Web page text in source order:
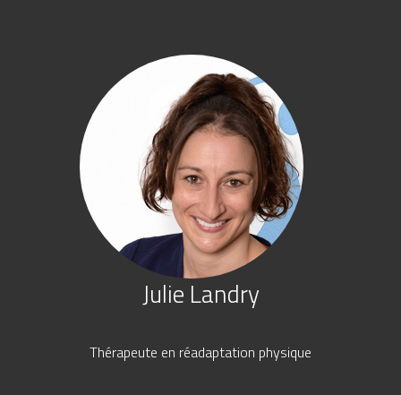
Julie Landry
Thérapeute en réadaptation physique